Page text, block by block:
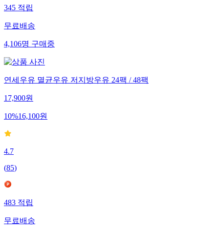
345적립
무료배송
4,106명구매중
연세우유 멸균우유 저지방우유 24팩 / 48팩
17,900원
10%16,100원
4.7
(85)
483적립
무료배송